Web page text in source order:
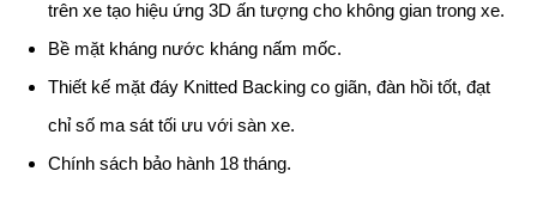
trên xe tạo hiệu ứng 3D ấn tượng cho không gian trong xe.
Bề mặt kháng nước kháng nấm mốc.
Thiết kế mặt đáy Knitted Backing co giãn, đàn hồi tốt, đạt
chỉ số ma sát tối ưu với sàn xe.
Chính sách bảo hành 18 tháng.